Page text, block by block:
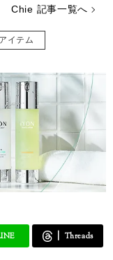
Chie 記事一覧へ
イテム
Threads